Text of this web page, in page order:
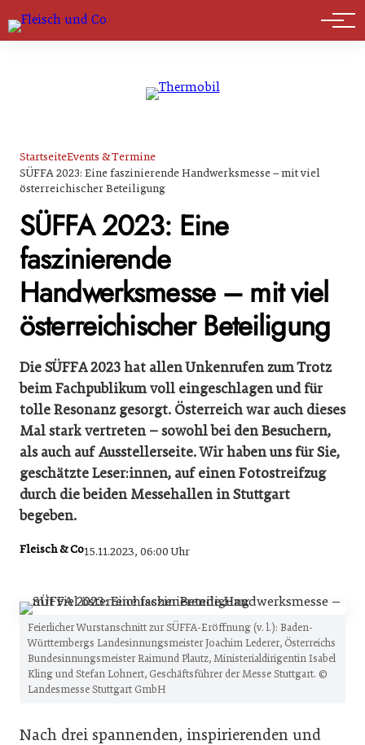
Marktführer
StartseiteEvents & Termine
SÜFFA 2023: Eine faszinierende Handwerksmesse – mit viel
österreichischer Beteiligung
SÜFFA 2023: Eine
faszinierende
Handwerksmesse – mit viel
österreichischer Beteiligung
Die SÜFFA 2023 hat allen Unkenrufen zum Trotz
beim Fachpublikum voll eingeschlagen und für
tolle Resonanz gesorgt. Österreich war auch dieses
Mal stark vertreten – sowohl bei den Besuchern,
als auch auf Ausstellerseite. Wir haben uns für Sie,
geschätzte Leser:innen, auf einen Fotostreifzug
durch die beiden Messehallen in Stuttgart
begeben.
Fleisch & Co15.11.2023, 06:00 Uhr
Feierlicher Wurstanschnitt zur SÜFFA-Eröffnung (v. l.): Baden-
Württembergs Landesinnungsmeister Joachim Lederer, Österreichs
Bundesinnungsmeister Raimund Plautz, Ministerialdirigentin Isabel
Kling und Stefan Lohnert, Geschäftsführer der Messe Stuttgart. ©
Landesmesse Stuttgart GmbH
Nach drei spannenden, inspirierenden und